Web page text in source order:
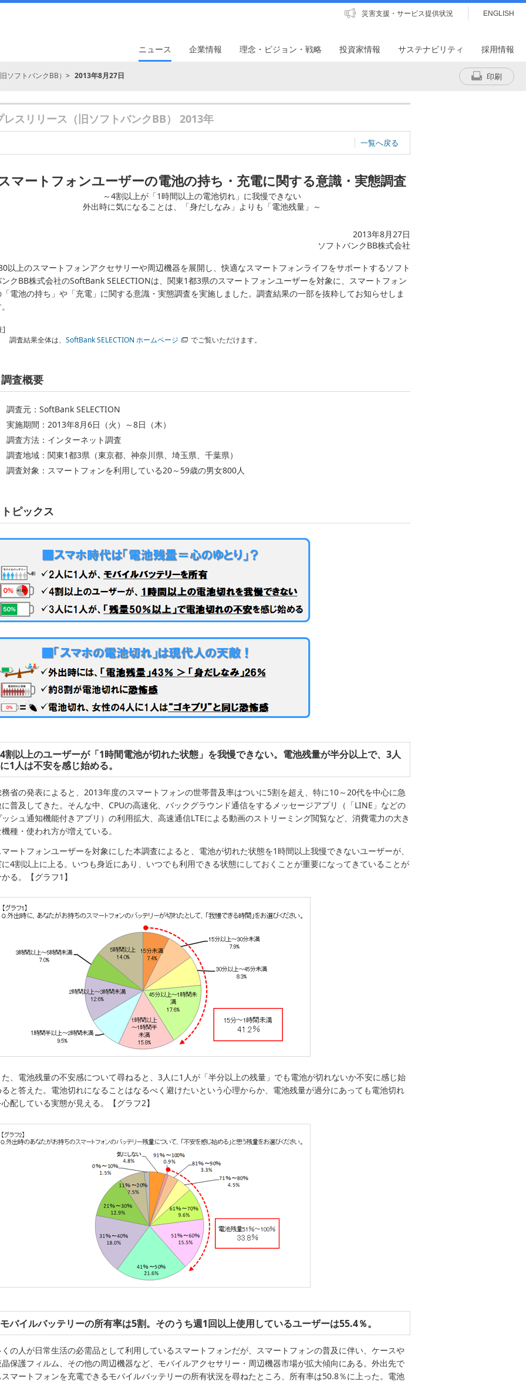
災害支援・サービス提供状況 ENGLISH
ニュース 企業情報 理念・ビジョン・戦略 投資家情報 サステナビリティ 採用情報
ソフトバンクBB） 2013年8月27日 印刷
レスリリース（旧ソフトバンクBB） 2013年
一覧へ戻る
マートフォンユーザーの電池の持ち・充電に関する意識・実態調査
～4割以上が「1時間以上の電池切れ」に我慢できない
外出時に気になることは、「身だしなみ」よりも「電池残量」～
2013年8月27日
ソフトバンクBB株式会社
以上のスマートフォンアクセサリーや周辺機器を展開し、快適なスマートフォンライフをサポートするソフト
クBB株式会社のSoftBank SELECTIONは、関東1都3県のスマートフォンユーザーを対象に、スマートフォン
電池の持ち」や「充電」に関する意識・実態調査を実施しました。調査結果の一部を抜粋してお知らせしま
]
調査結果全体は、SoftBank SELECTION ホームページ でご覧いただけます。
調査概要
調査元：SoftBank SELECTION
実施期間：2013年8月6日（火）～8日（木）
調査方法：インターネット調査
調査地域：関東1都3県（東京都、神奈川県、埼玉県、千葉県）
調査対象：スマートフォンを利用している20～59歳の男女800人
トピックス
4割以上のユーザーが「1時間電池が切れた状態」を我慢できない。電池残量が半分以上で、3人
に1人は不安を感じ始める。
省の発表によると、2013年度のスマートフォンの世帯普及率はついに5割を超え、特に10～20代を中心に急
普及してきた。そんな中、CPUの高速化、バックグラウンド通信をするメッセージアプリ（「LINE」などの
シュ通知機能付きアプリ）の利用拡大、高速通信LTEによる動画のストリーミング閲覧など、消費電力の大き
種・使われ方が増えている。
ートフォンユーザーを対象にした本調査によると、電池が切れた状態を1時間以上我慢できないユーザーが、
4割以上に上る。いつも身近にあり、いつでも利用できる状態にしておくことが重要になってきていることが
る。【グラフ1】
、電池残量の不安感について尋ねると、3人に1人が「半分以上の残量」でも電池が切れないか不安に感じ始
と答えた。電池切れになることはなるべく避けたいという心理からか、電池残量が過分にあっても電池切れ
配している実態が見える。【グラフ2】
モバイルバッテリーの所有率は5割。そのうち週1回以上使用しているユーザーは55.4％。
の人が日常生活の必需品として利用しているスマートフォンだが、スマートフォンの普及に伴い、ケースや
保護フィルム、その他の周辺機器など、モバイルアクセサリー・周辺機器市場が拡大傾向にある。外出先で
マートフォンを充電できるモバイルバッテリーの所有状況を尋ねたところ、所有率は50.8％に上った。電池